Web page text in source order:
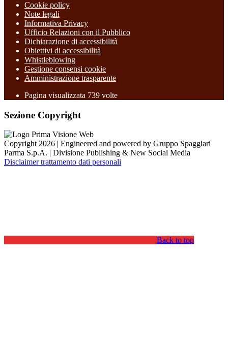
Cookie policy
Note legali
Informativa Privacy
Ufficio Relazioni con il Pubblico
Dichiarazione di accessibilità
Obiettivi di accessibilità
Whistleblowing
Gestione consensi cookie
Amministrazione trasparente
Pagina visualizzata 739 volte
Sezione Copyright
Copyright 2026 | Engineered and powered by Gruppo Spaggiari
Parma S.p.A. | Divisione Publishing & New Social Media
Disclaimer trattamento dati personali
Back to top